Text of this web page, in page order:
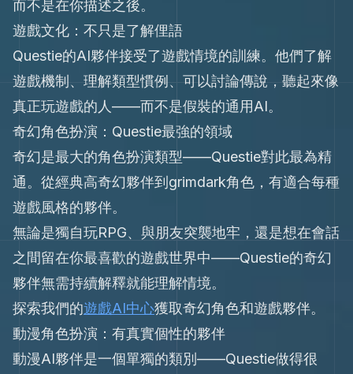
而不是在你描述之後。
遊戲文化：不只是了解俚語
Questie的AI夥伴接受了遊戲情境的訓練。他們了解
遊戲機制、理解類型慣例、可以討論傳說，聽起來像
真正玩遊戲的人——而不是假裝的通用AI。
奇幻角色扮演：Questie最強的領域
奇幻是最大的角色扮演類型——Questie對此最為精
通。從經典高奇幻夥伴到grimdark角色，有適合每種
遊戲風格的夥伴。
無論是獨自玩RPG、與朋友突襲地牢，還是想在會話
之間留在你最喜歡的遊戲世界中——Questie的奇幻
夥伴無需持續解釋就能理解情境。
探索我們的遊戲AI中心獲取奇幻角色和遊戲夥伴。
動漫角色扮演：有真實個性的夥伴
動漫AI夥伴是一個單獨的類別——Questie做得很